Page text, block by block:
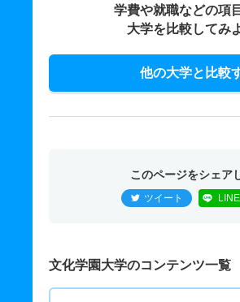
学費や就職などの項
大学を比較してみ
他の大学と比較
このページをシェア
ツイート
文化学園大学のコンテンツ一覧